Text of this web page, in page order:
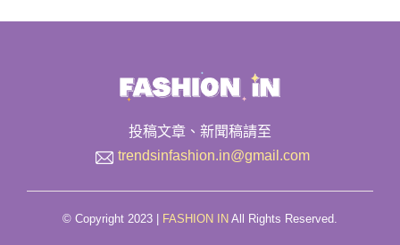
投稿文章、新聞稿請至
trendsinfashion.in@gmail.com
© Copyright 2023 | FASHION IN All Rights Reserved.